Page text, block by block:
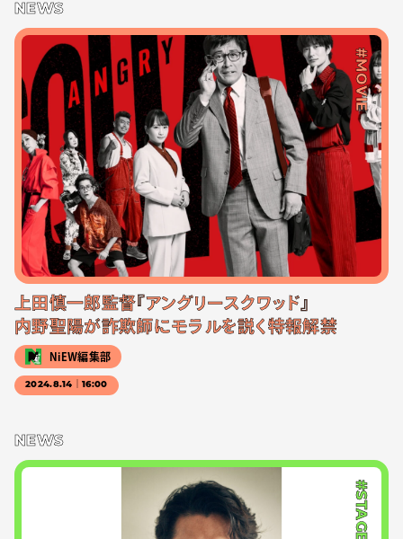
NEWS
#MOVIE
上田慎一郎監督『アングリースクワッド』
内野聖陽が詐欺師にモラルを説く特報解禁
NiEW編集部
2024.8.14｜16:00
NEWS
#STAGE